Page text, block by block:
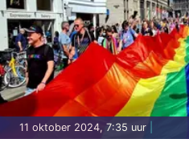
11 oktober 2024, 7:35 uur